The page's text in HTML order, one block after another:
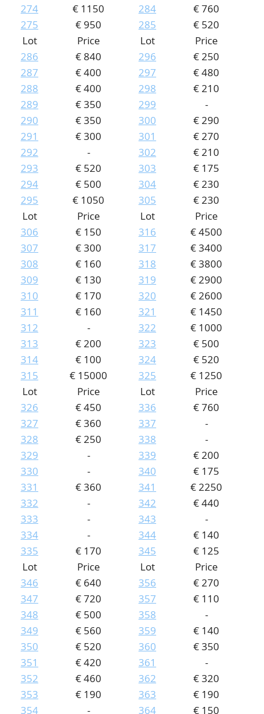
274
€ 1150
275
€ 950
284
€ 760
285
€ 520
Lot
Price
286
€ 840
287
€ 400
288
€ 400
289
€ 350
290
€ 350
291
€ 300
292
-
293
€ 520
294
€ 500
295
€ 1050
Lot
Price
296
€ 250
297
€ 480
298
€ 210
299
-
300
€ 290
301
€ 270
302
€ 210
303
€ 175
304
€ 230
305
€ 230
Lot
Price
306
€ 150
307
€ 300
308
€ 160
309
€ 130
310
€ 170
311
€ 160
312
-
313
€ 200
314
€ 100
315
€ 15000
Lot
Price
316
€ 4500
317
€ 3400
318
€ 3800
319
€ 2900
320
€ 2600
321
€ 1450
322
€ 1000
323
€ 500
324
€ 520
325
€ 1250
Lot
Price
326
€ 450
327
€ 360
328
€ 250
329
-
330
-
331
€ 360
332
-
333
-
334
-
335
€ 170
Lot
Price
336
€ 760
337
-
338
-
339
€ 200
340
€ 175
341
€ 2250
342
€ 440
343
-
344
€ 140
345
€ 125
Lot
Price
346
€ 640
347
€ 720
348
€ 500
349
€ 560
350
€ 520
351
€ 420
352
€ 460
353
€ 190
354
-
Lot
Price
356
€ 270
357
€ 110
358
-
359
€ 140
360
€ 350
361
-
362
€ 320
363
€ 190
364
€ 150